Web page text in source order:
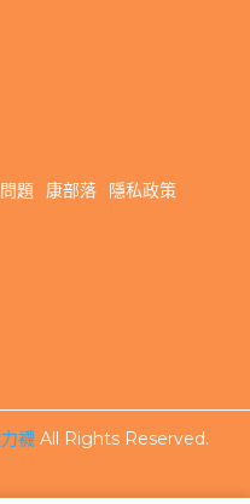
題 康部落
隱私政策
襪 All Rights Reserved.